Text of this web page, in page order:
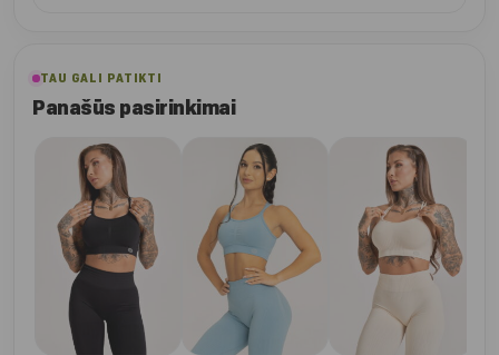
TAU GALI PATIKTI
Panašūs pasirinkimai